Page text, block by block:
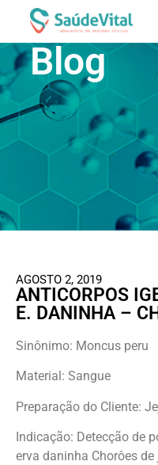
Blog
AGOSTO 2, 2019
ANTICORPOS
E. DANINHA –
Sinônimo: Moncus peru
Material: Sangue
Preparação do Cliente:
Indicação: Detecção de
erva daninha Chorôes de